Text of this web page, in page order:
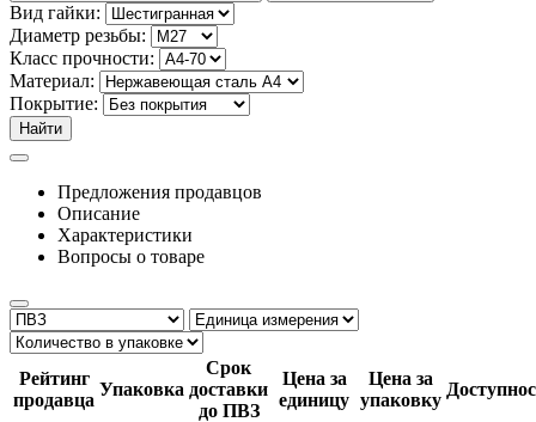
Вид гайки:
Диаметр резьбы:
Класс прочности:
Материал:
Покрытие:
Найти
Предложения продавцов
Описание
Характеристики
Вопросы о товаре
Рейтинг
продавца
Упаковка
Срок
доставки
до ПВЗ
Цена за
единицу
Цена за
упаковку